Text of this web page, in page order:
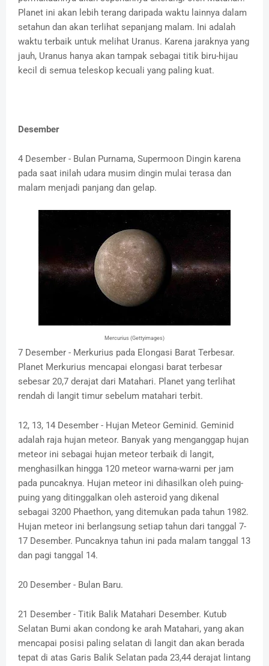
Planet ini akan lebih terang daripada waktu lainnya dalam
setahun dan akan terlihat sepanjang malam. Ini adalah
waktu terbaik untuk melihat Uranus. Karena jaraknya yang
jauh, Uranus hanya akan tampak sebagai titik biru-hijau
kecil di semua teleskop kecuali yang paling kuat.
Desember
4 Desember - Bulan Purnama, Supermoon Dingin karena
pada saat inilah udara musim dingin mulai terasa dan
malam menjadi panjang dan gelap.
Mercurius (Gettyimages)
7 Desember - Merkurius pada Elongasi Barat Terbesar.
Planet Merkurius mencapai elongasi barat terbesar
sebesar 20,7 derajat dari Matahari. Planet yang terlihat
rendah di langit timur sebelum matahari terbit.
12, 13, 14 Desember - Hujan Meteor Geminid. Geminid
adalah raja hujan meteor. Banyak yang menganggap hujan
meteor ini sebagai hujan meteor terbaik di langit,
menghasilkan hingga 120 meteor warna-warni per jam
pada puncaknya. Hujan meteor ini dihasilkan oleh puing-
puing yang ditinggalkan oleh asteroid yang dikenal
sebagai 3200 Phaethon, yang ditemukan pada tahun 1982.
Hujan meteor ini berlangsung setiap tahun dari tanggal 7-
17 Desember. Puncaknya tahun ini pada malam tanggal 13
dan pagi tanggal 14.
20 Desember - Bulan Baru.
21 Desember - Titik Balik Matahari Desember. Kutub
Selatan Bumi akan condong ke arah Matahari, yang akan
mencapai posisi paling selatan di langit dan akan berada
tepat di atas Garis Balik Selatan pada 23,44 derajat lintang